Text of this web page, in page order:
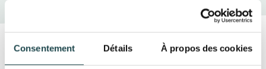
Consentement Détails À propos des cookies